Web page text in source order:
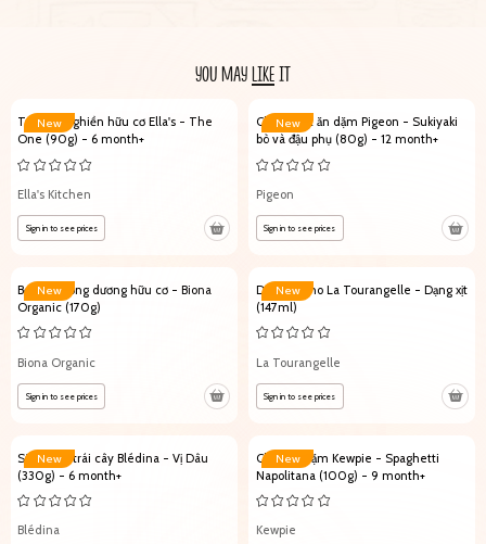
YOU MAYLIKEIT
New
Trái cây nghiền hữu cơ Ella's - The
One (90g) - 6 month+
Ella's Kitchen
Sign in to see prices
New
Cháo Nhật ăn dặm Pigeon - Sukiyaki
bò và đậu phụ (80g) - 12 month+
Pigeon
Sign in to see prices
New
Bơ hạt hướng dương hữu cơ - Biona
Organic (170g)
Biona Organic
Sign in to see prices
New
Dầu hạt nho La Tourangelle - Dạng xịt
(147ml)
La Tourangelle
Sign in to see prices
New
Sữa chua trái cây Blédina - Vị Dâu
(330g) - 6 month+
Blédina
New
Cháo ăn dặm Kewpie - Spaghetti
Napolitana (100g) - 9 month+
Kewpie